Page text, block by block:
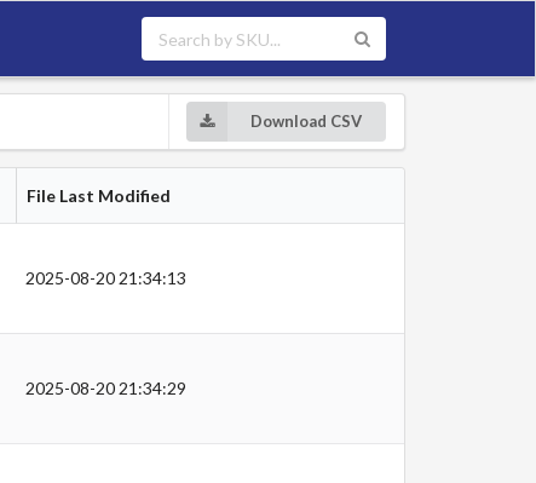
Download CSV
File Last Modified
2025-08-20 21:34:13
2025-08-20 21:34:29